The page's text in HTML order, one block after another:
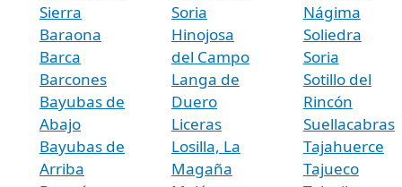
Sierra
Baraona
Barca
Barcones
Bayubas de
Abajo
Bayubas de
Arriba
Soria
Hinojosa
del Campo
Langa de
Duero
Liceras
Losilla, La
Magaña
Nágima
Soliedra
Soria
Sotillo del
Rincón
Suellacabras
Tajahuerce
Tajueco